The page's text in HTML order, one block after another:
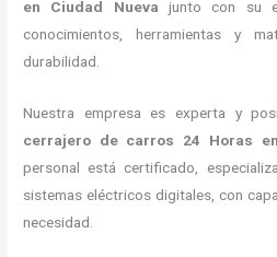
en Ciudad Nueva junto con su
conocimientos, herramientas y
durabilidad.
Nuestra empresa es experta y
cerrajero de carros 24 Horas
personal está certificado,
sistemas eléctricos digitales, con
necesidad.